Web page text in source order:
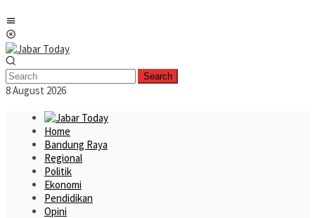
to
content
Search
8 August 2026
Home
Bandung Raya
Regional
Politik
Ekonomi
Pendidikan
Opini